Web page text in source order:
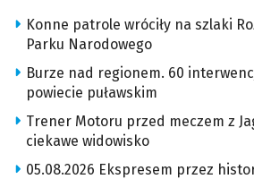
Konne patrole wróciły na szlaki
Parku Narodowego
Burze nad regionem. 60
powiecie puławskim
Trener Motoru przed meczem z
ciekawe widowisko
05.08.2026 Ekspresem przez